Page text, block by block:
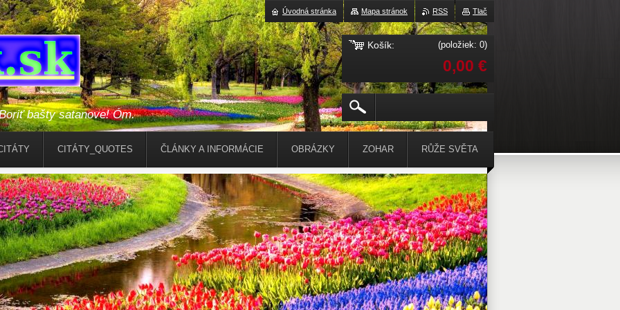
bašty satanove! Óm.
file.io/515a6kt4e5kY
file.io/515a6kt4e5kY
CITÁTY_QUOTES ČLÁNKY A INFORMÁCIE OBRÁZKY ZOHAR RŮŽE SVĚTA
Tlač
RSS
Mapa stránok
Úvodná stránka
Košík: (položiek: 0)
0,00 €